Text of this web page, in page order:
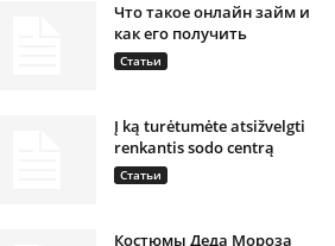
Что такое онлайн займ и
как его получить
Статьи
Į ką turėtumėte atsižvelgti
renkantis sodo centrą
Статьи
Костюмы Деда Мороза